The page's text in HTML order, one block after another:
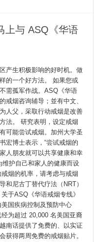
上与 ASQ《华语
产生积极影响的好时机。做
的一个好方法。 如果您或
需孤军作战。ASQ《华语
戒烟咨询辅导；並有中文、
人父，采取行动戒烟是改善
法。 研究表明，设定戒烟
可能尝试戒烟。加州大学圣
宏博士表示，“尝试戒烟的
人朋友就可以共享健康和幸
维护自己和家人的健康而设
烟的机率，请考虑与戒烟
和尼古丁替代疗法（NRT）
于ASQ《华语戒烟专线》
国疾病控制及预防中心
经为超过 20,000 名美国亚裔
南话提供了免费的、以实证
获得两周免费的戒烟贴片。